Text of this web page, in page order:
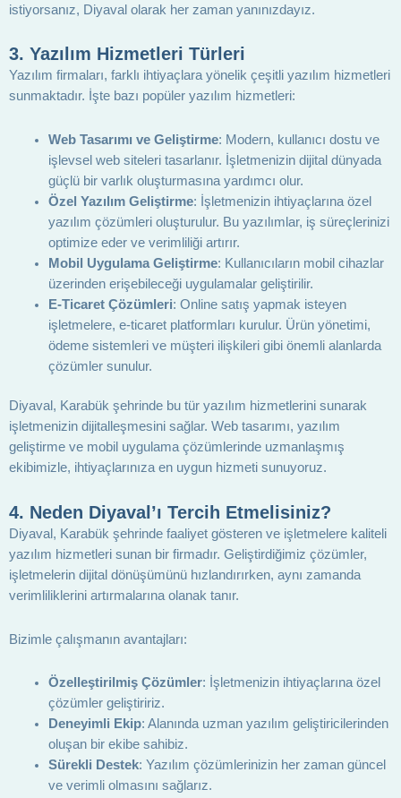
istiyorsanız, Diyaval olarak her zaman yanınızdayız.
3. Yazılım Hizmetleri Türleri
Yazılım firmaları, farklı ihtiyaçlara yönelik çeşitli yazılım hizmetleri
sunmaktadır. İşte bazı popüler yazılım hizmetleri:
Web Tasarımı ve Geliştirme: Modern, kullanıcı dostu ve
işlevsel web siteleri tasarlanır. İşletmenizin dijital dünyada
güçlü bir varlık oluşturmasına yardımcı olur.
Özel Yazılım Geliştirme: İşletmenizin ihtiyaçlarına özel
yazılım çözümleri oluşturulur. Bu yazılımlar, iş süreçlerinizi
optimize eder ve verimliliği artırır.
Mobil Uygulama Geliştirme: Kullanıcıların mobil cihazlar
üzerinden erişebileceği uygulamalar geliştirilir.
E-Ticaret Çözümleri: Online satış yapmak isteyen
işletmelere, e-ticaret platformları kurulur. Ürün yönetimi,
ödeme sistemleri ve müşteri ilişkileri gibi önemli alanlarda
çözümler sunulur.
Diyaval, Karabük şehrinde bu tür yazılım hizmetlerini sunarak
işletmenizin dijitalleşmesini sağlar. Web tasarımı, yazılım
geliştirme ve mobil uygulama çözümlerinde uzmanlaşmış
ekibimizle, ihtiyaçlarınıza en uygun hizmeti sunuyoruz.
4. Neden Diyaval’ı Tercih Etmelisiniz?
Diyaval, Karabük şehrinde faaliyet gösteren ve işletmelere kaliteli
yazılım hizmetleri sunan bir firmadır. Geliştirdiğimiz çözümler,
işletmelerin dijital dönüşümünü hızlandırırken, aynı zamanda
verimliliklerini artırmalarına olanak tanır.
Bizimle çalışmanın avantajları:
Özelleştirilmiş Çözümler: İşletmenizin ihtiyaçlarına özel
çözümler geliştiririz.
Deneyimli Ekip: Alanında uzman yazılım geliştiricilerinden
oluşan bir ekibe sahibiz.
Sürekli Destek: Yazılım çözümlerinizin her zaman güncel
ve verimli olmasını sağlarız.